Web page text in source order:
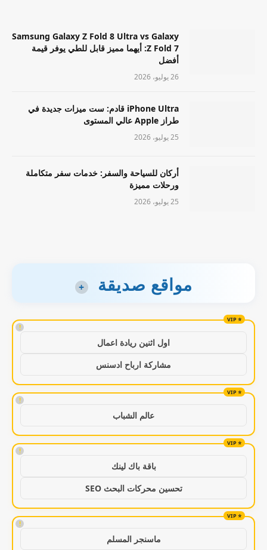
Samsung Galaxy Z Fold 8 Ultra vs Galaxy
Z Fold 7: أيهما مميز قابل للطي يوفر قيمة
أفضل
26 يوليو، 2026
iPhone Ultra قادم: ست ميزات جديدة في
طراز Apple عالي المستوى
25 يوليو، 2026
أركان للسياحة والسفر: خدمات سفر متكاملة
ورحلات مميزة
25 يوليو، 2026
مواقع صديقة +
!
اول اثنين ريادة اعمال
مشاركة ارباح ادسنس
!
عالم الشباب
!
باقة باك لينك
تحسين محركات البحث SEO
!
ماسنجر المسلم